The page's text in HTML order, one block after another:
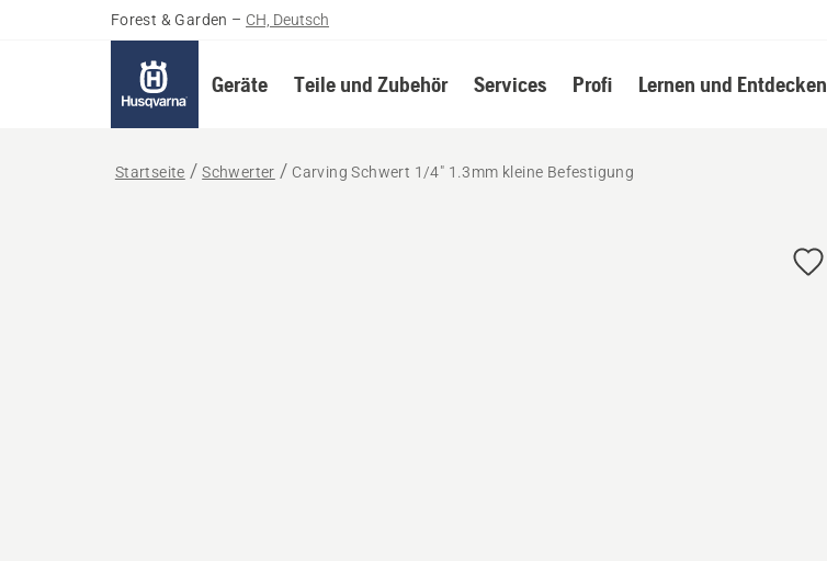
Forest & Garden – CH, Deutsch
Geräte Teile und Zubehör Services Profi Lernen und Entdecken
Startseite Schwerter Carving Schwert 1/4" 1.3mm kleine Befestigung